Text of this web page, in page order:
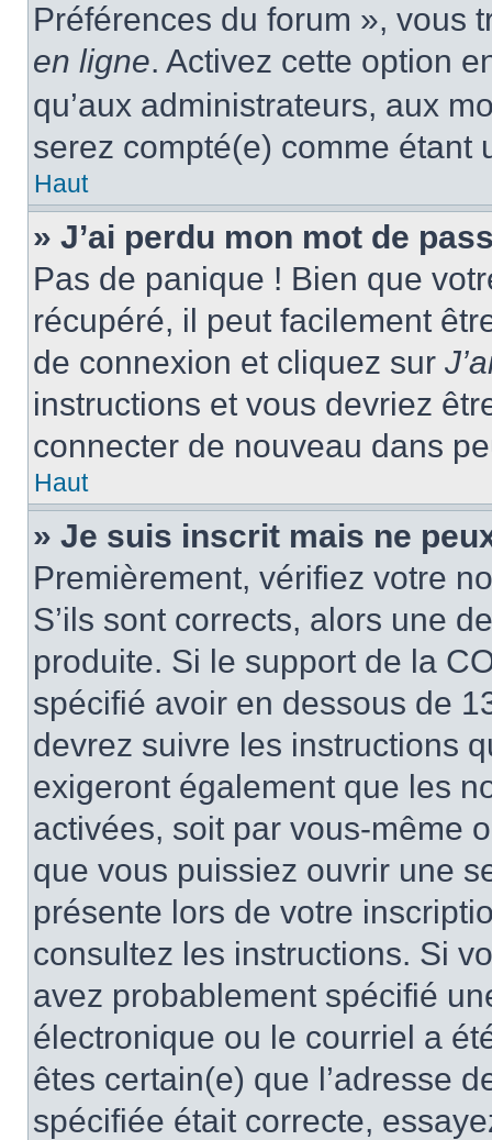
Préférences du forum », vous
en ligne. Activez cette option
qu’aux administrateurs, aux
serez compté(e) comme étant
Haut
» J’ai perdu mon mot de
Pas de panique ! Bien que
récupéré, il peut facilement
de connexion et cliquez sur
instructions et vous devriez
connecter de nouveau dans
Haut
» Je suis inscrit mais ne
Premièrement, vérifiez votre
S’ils sont corrects, alors une
produite. Si le support de la
spécifié avoir en dessous de
devrez suivre les instructions
exigeront également que les
activées, soit par vous-même
que vous puissiez ouvrir une
présente lors de votre
consultez les instructions. Si
avez probablement spécifié
électronique ou le courriel a
êtes certain(e) que l’adresse
spécifiée était correcte,